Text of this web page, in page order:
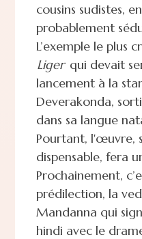
cousins sudistes,
probablement
L’exemple le plus
Liger qui devait
lancement à la
Deverakonda,
dans sa langue
Pourtant, l'œuvre,
dispensable, fera
Prochainement,
prédilection, la
Mandanna qui
hindi avec le